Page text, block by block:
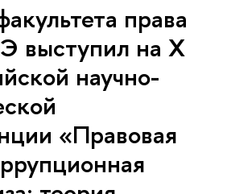
права
на Х
научно-
«Правовая